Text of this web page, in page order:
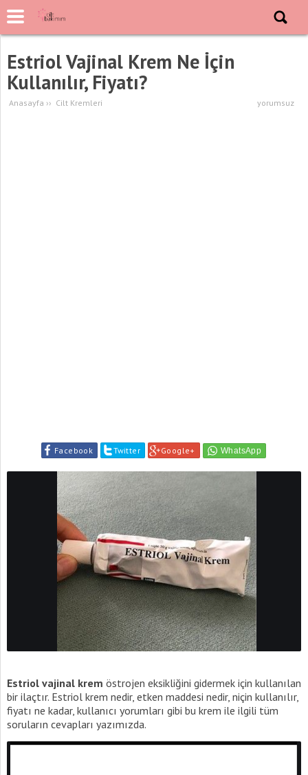
Estriol Vajinal Krem Ne İçin
Kullanılır, Fiyatı?
Anasayfa ›› Cilt Kremleri yorumsuz
Facebook Twitter Google+
Estriol vajinal krem östrojen eksikliğini gidermek için kullanılan
bir ilaçtır. Estriol krem nedir, etken maddesi nedir, niçin kullanılır,
fiyatı ne kadar, kullanıcı yorumları gibi bu krem ile ilgili tüm
soruların cevapları yazımızda.